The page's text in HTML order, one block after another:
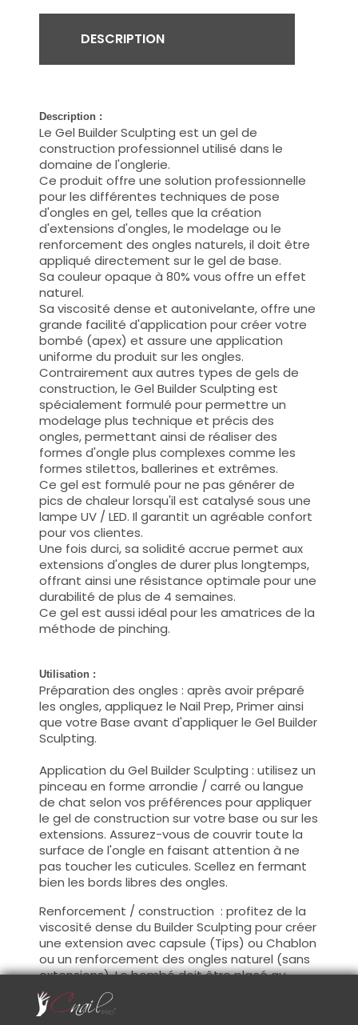
DESCRIPTION
Description :
Le Gel BuilderSculptingest un gel de
construction professionnel utilisé dans le
domaine de l'onglerie.
Ce produit offre une solution professionnelle
pour les différentes techniques de pose
d'ongles en gel, telles que la création
d'extensions d'ongles, le modelage ou le
renforcement des ongles naturels, il doit être
appliqué directement sur le gel de base.
Sa couleur opaque à 80% vous offre un effet
naturel.
Sa viscosité dense et autonivelante, offre une
grande facilité d'application pour créer votre
bombé (apex) et assure une application
uniforme du produit sur les ongles.
Contrairement aux autres types de gels de
construction, le Gel Builder Sculpting est
spécialement formulé pour permettre un
modelage plus technique et précis des
ongles, permettant ainsi de réaliser des
formes d'ongle plus complexes comme les
formes stilettos, ballerines et extrêmes.
Ce gel est formulé pour ne pas générer de
pics de chaleur lorsqu'il est catalysé sous une
lampe UV / LED. Il garantit un agréable confort
pour vos clientes.
Une fois durci, sa solidité accrue permet aux
extensions d'ongles de durer plus longtemps,
offrant ainsi une résistance optimale pour une
durabilité de plus de 4 semaines.
Ce gel est aussi idéal pour les amatrices de la
méthode de pinching.
Utilisation :
Préparation des ongles : après avoir préparé
les ongles, appliquez le Nail Prep, Primer ainsi
que votre Base avant d'appliquer le Gel Builder
Sculpting.
Application du Gel Builder Sculpting : utilisez un
pinceau en forme arrondie / carré ou langue
de chat selon vos préférences pour appliquer
le gel de construction sur votre base ou sur les
extensions. Assurez-vous de couvrir toute la
surface de l'ongle en faisant attention à ne
pas toucher les cuticules. Scellez en fermant
bien les bords libres des ongles.
Renforcement / construction : profitez de la
viscosité dense du Builder Sculpting pour créer
une extension avec capsule (Tips) ou Chablon
ou un renforcement des ongles naturel (sans
extensions). Le bombé doit être placé au
niveau de l'apex, 2/3 de la longueur des
ongles.(zone de stress)